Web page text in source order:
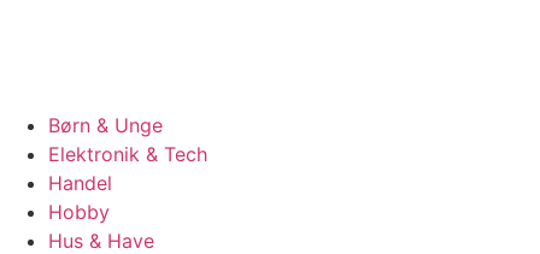
Børn & Unge
Elektronik & Tech
Handel
Hobby
Hus & Have